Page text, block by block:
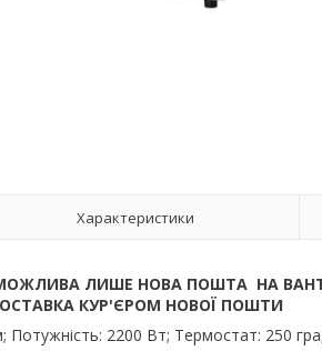
Характеристики
ЛИШЕ НОВА ПОШТА НА
КУР'ЄРОМ НОВОЇ ПОШТИ
2200 Вт; Термостат: 250